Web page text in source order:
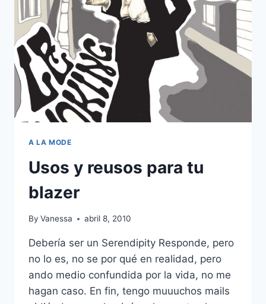
A LA MODE
Usos y reusos para tu
blazer
By Vanessa abril 8, 2010
Debería ser un Serendipity Responde, pero
no lo es, no se por qué en realidad, pero
ando medio confundida por la vida, no me
hagan caso. En fin, tengo muuuchos mails